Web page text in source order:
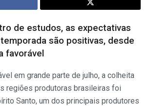
de estudos, as expectativas
são positivas, desde
favorável
em grande parte de julho, a colheita
regiões produtoras brasileiras foi
Santo, um dos principais produtores